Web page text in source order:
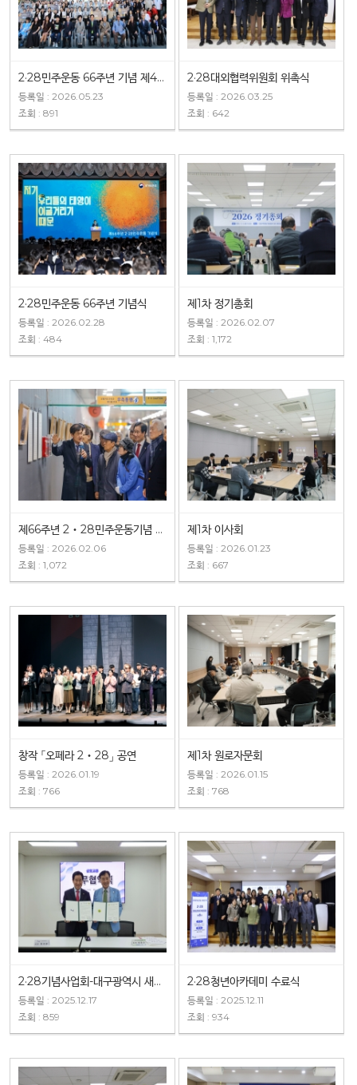
2·28민주운동 66주년 기념 제4회 전국 청소년 댄스가요제
등록일 : 2026.05.23
조회 : 891
2·28대외협력위원회 위촉식
등록일 : 2026.03.25
조회 : 642
2·28민주운동 66주년 기념식
등록일 : 2026.02.28
조회 : 484
제1차 정기총회
등록일 : 2026.02.07
조회 : 1,172
제66주년 2‧28민주운동기념 특별기획사진전 개막식
등록일 : 2026.02.06
조회 : 1,072
제1차 이사회
등록일 : 2026.01.23
조회 : 667
창작 「오페라 2‧28」 공연
등록일 : 2026.01.19
조회 : 766
제1차 원로자문회
등록일 : 2026.01.15
조회 : 768
2·28기념사업회-대구광역시 새마을회 업무협약
등록일 : 2025.12.17
조회 : 859
2·28청년아카데미 수료식
등록일 : 2025.12.11
조회 : 934